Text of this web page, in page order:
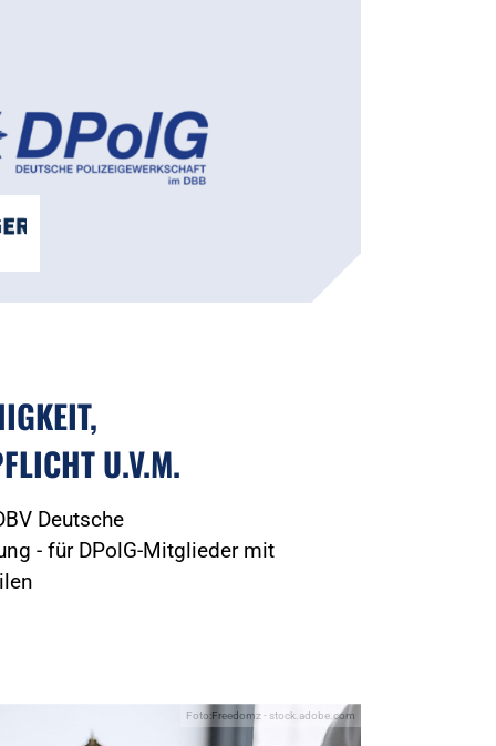
U.V.M.
Deutsche
- für DPolG-Mitglieder mit
Foto:Freedomz - stock.adobe.com